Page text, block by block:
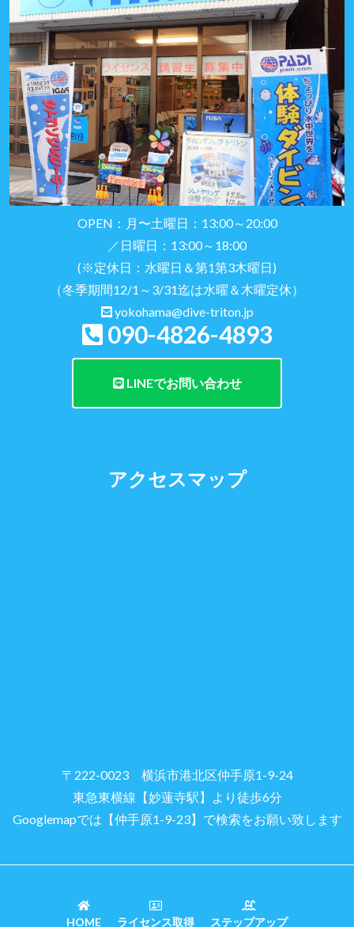
OPEN：月〜土曜日：13:00～20:00
／日曜日：13:00～18:00
(※定休日：水曜日＆第1第3木曜日)
（冬季期間12/1～3/31迄は水曜＆木曜定休）
yokohama@dive-triton.jp
090-4826-4893
LINEでお問い合わせ
アクセスマップ
〒222-0023 横浜市港北区仲手原1-9-24
東急東横線【妙蓮寺駅】より徒歩6分
Googlemapでは【仲手原1-9-23】で検索をお願い致します
HOME ライセンス取得 ステップアップ